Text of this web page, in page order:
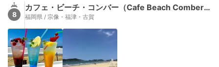
8
カフェ・ビーチ・コンバー（Cafe Beach Comber）
福岡県 / 宗像・福津・古賀